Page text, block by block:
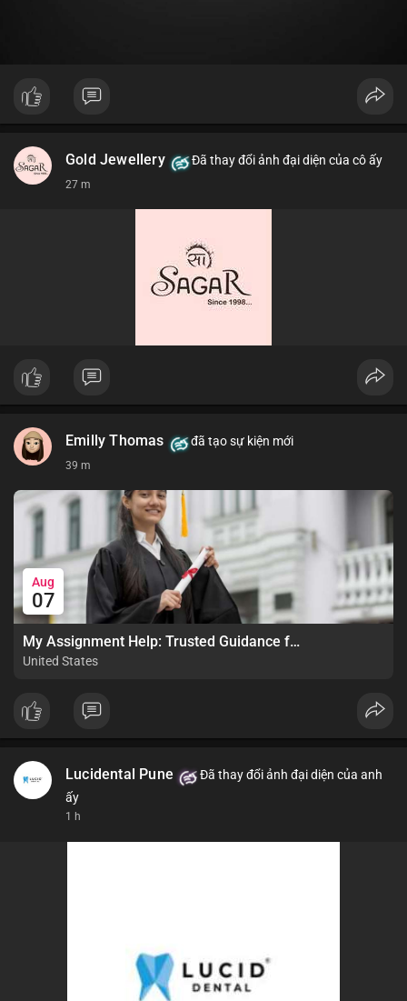
Gold Jewellery Đã thay đổi ảnh đại diện của cô ấy
27 m
Emilly Thomas đã tạo sự kiện mới
39 m
Aug
07
My Assignment Help: Trusted Guidance for Academic Excellence
United States
Lucidental Pune
Đã thay đổi ảnh đại diện của anh
ấy
1 h